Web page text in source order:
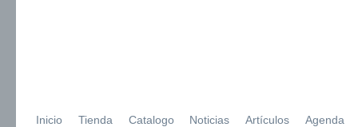
Inicio Tienda Catalogo Noticias Artículos Agenda